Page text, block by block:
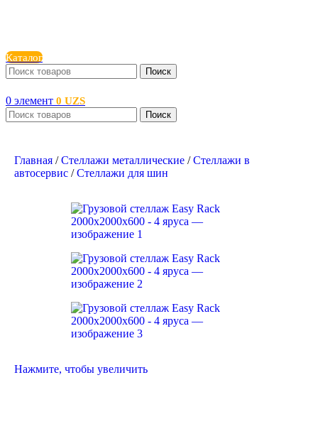
Каталог
Поиск
0 элемент 0 UZS
Поиск
Главная / Стеллажи металлические / Стеллажи в
автосервис / Cтеллажи для шин
Нажмите, чтобы увеличить